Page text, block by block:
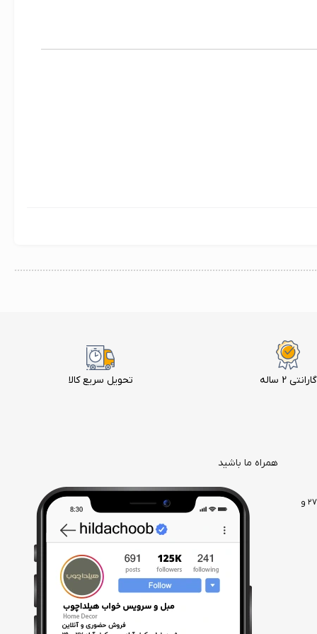
تحویل سریع کالا گارانتی 2 ساله
مشهد، وکیل آباد، بعد از بلوار دانش آموز، بین وکیل آباد ۲۷ و
همراه ما باشید